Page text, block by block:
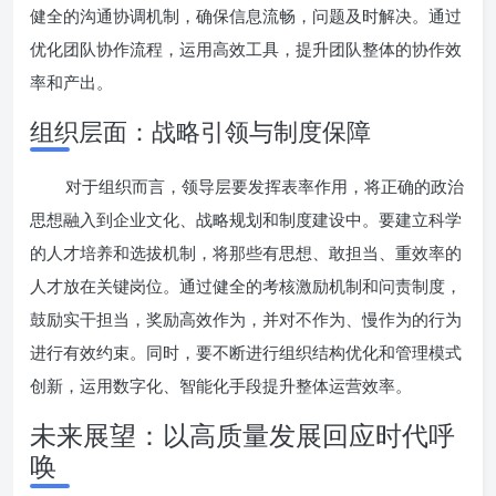
健全的沟通协调机制，确保信息流畅，问题及时解决。通过
优化团队协作流程，运用高效工具，提升团队整体的协作效
率和产出。
组织层面：战略引领与制度保障
对于组织而言，领导层要发挥表率作用，将正确的政治
思想融入到企业文化、战略规划和制度建设中。要建立科学
的人才培养和选拔机制，将那些有思想、敢担当、重效率的
人才放在关键岗位。通过健全的考核激励机制和问责制度，
鼓励实干担当，奖励高效作为，并对不作为、慢作为的行为
进行有效约束。同时，要不断进行组织结构优化和管理模式
创新，运用数字化、智能化手段提升整体运营效率。
未来展望：以高质量发展回应时代呼
唤